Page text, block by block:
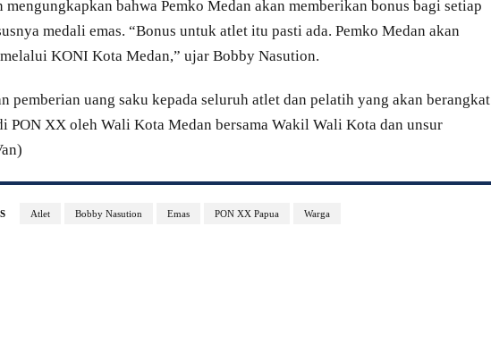
bahwa Pemko Medan akan memberikan bonus bagi setiap
medali emas. “Bonus untuk atlet itu pasti ada. Pemko Medan akan
KONI Kota Medan,” ujar Bobby Nasution.
pemberian uang saku kepada seluruh atlet dan pelatih yang akan berangkat
PON XX oleh Wali Kota Medan bersama Wakil Wali Kota dan unsur
Atlet Bobby Nasution Emas PON XX Papua Warga